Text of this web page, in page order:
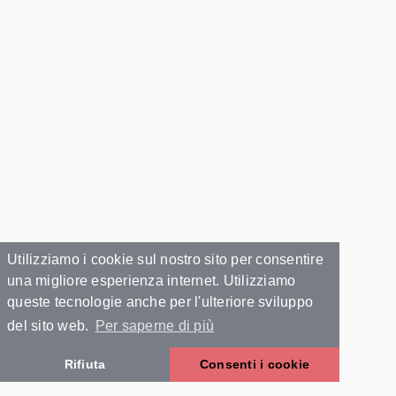
Utilizziamo i cookie sul nostro sito per consentire
una migliore esperienza internet. Utilizziamo
queste tecnologie anche per l'ulteriore sviluppo
del sito web.
Per saperne di più
Rifiuta Consenti i cookie